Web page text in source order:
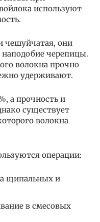
используют
чешуйчатая, они
черепицы.
волокна прочно
удерживают.
а прочность и
существует
волокна
операции:
щипальных и
в смесовых